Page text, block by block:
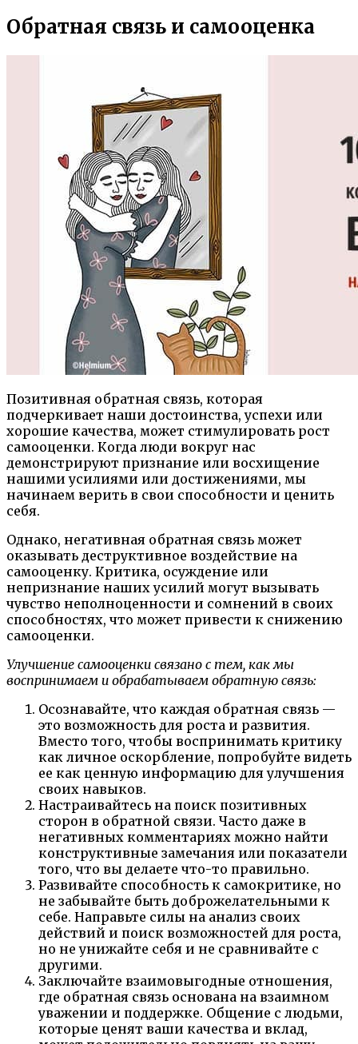
Обратная связь и самооценка
Позитивная обратная связь, которая
подчеркивает наши достоинства, успехи или
хорошие качества, может стимулировать рост
самооценки. Когда люди вокруг нас
демонстрируют признание или восхищение
нашими усилиями или достижениями, мы
начинаем верить в свои способности и ценить
себя.
Однако, негативная обратная связь может
оказывать деструктивное воздействие на
самооценку. Критика, осуждение или
непризнание наших усилий могут вызывать
чувство неполноценности и сомнений в своих
способностях, что может привести к снижению
самооценки.
Улучшение самооценки связано с тем, как мы
воспринимаем и обрабатываем обратную связь:
Осознавайте, что каждая обратная связь —
это возможность для роста и развития.
Вместо того, чтобы воспринимать критику
как личное оскорбление, попробуйте видеть
ее как ценную информацию для улучшения
своих навыков.
Настраивайтесь на поиск позитивных
сторон в обратной связи. Часто даже в
негативных комментариях можно найти
конструктивные замечания или показатели
того, что вы делаете что-то правильно.
Развивайте способность к самокритике, но
не забывайте быть доброжелательными к
себе. Направьте силы на анализ своих
действий и поиск возможностей для роста,
но не унижайте себя и не сравнивайте с
другими.
Заключайте взаимовыгодные отношения,
где обратная связь основана на взаимном
уважении и поддержке. Общение с людьми,
которые ценят ваши качества и вклад,